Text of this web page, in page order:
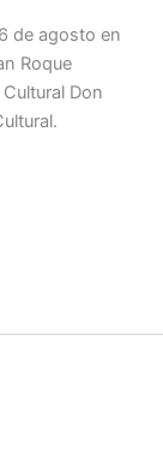
de agosto en
Roque
Don